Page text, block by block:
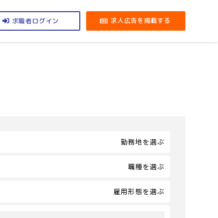
求職者ログイン 求人広告を掲載する
勤務地を選ぶ
職種を選ぶ
雇用形態を選ぶ